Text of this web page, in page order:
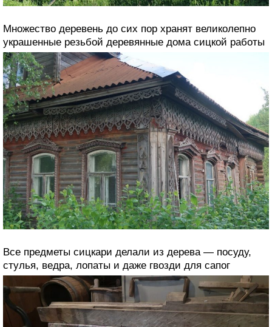
Множество деревень до сих пор хранят великолепно
украшенные резьбой деревянные дома сицкой работы
Все предметы сицкари делали из дерева — посуду,
стулья, ведра, лопаты и даже гвозди для сапог